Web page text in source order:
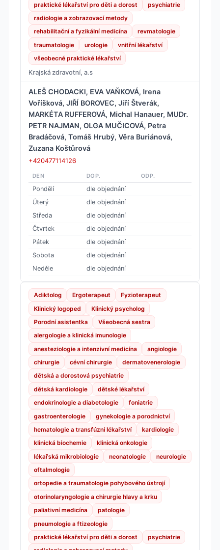
praktické lékařství pro děti a dorost
psychiatrie
radiologie a zobrazovací metody
rehabilitační a fyzikální medicína
revmatologie
traumatologie
urologie
vnitřní lékařství
všeobecné praktické lékařství
Krajská zdravotní, a.s
ALEŠ CHODACKI, EVA VAŇKOVÁ, Irena
Voříšková, JIŘÍ BOROVEC, Jiří Štverák,
MARKÉTA RUFFEROVÁ, Michal Hanauer, MUDr.
PETR NAJMAN, OLGA MUČICOVÁ, Petra
Bradáčová, Tomáš Hrubý, Věra Buriánová,
Zuzana Koštůrová
+420477114126
DEN DOP. ODP.
Pondělí
dle objednání
Úterý
dle objednání
Středa
dle objednání
Čtvrtek
dle objednání
Pátek
dle objednání
Sobota
dle objednání
Neděle
dle objednání
Adiktolog Ergoterapeut
Fyzioterapeut
Klinický logoped
Klinický psycholog
Porodní asistentka
Všeobecná sestra
alergologie a klinická imunologie
anesteziologie a intenzivní medicína
angiologie
chirurgie
cévní chirurgie
dermatovenerologie
dětská a dorostová psychiatrie
dětská kardiologie
dětské lékařství
endokrinologie a diabetologie
foniatrie
gastroenterologie
gynekologie a porodnictví
hematologie a transfúzní lékařství
kardiologie
klinická biochemie
klinická onkologie
lékařská mikrobiologie
neonatologie
neurologie
oftalmologie
ortopedie a traumatologie pohybového ústrojí
otorinolaryngologie a chirurgie hlavy a krku
paliativní medicína
patologie
pneumologie a ftizeologie
praktické lékařství pro děti a dorost
psychiatrie